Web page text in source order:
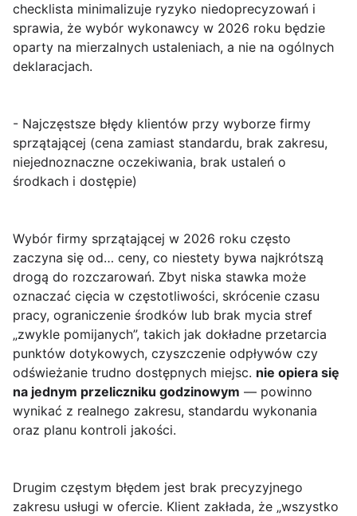
checklista minimalizuje ryzyko niedoprecyzowań i
sprawia, że wybór wykonawcy w 2026 roku będzie
oparty na mierzalnych ustaleniach, a nie na ogólnych
deklaracjach.
- Najczęstsze błędy klientów przy wyborze firmy
sprzątającej (cena zamiast standardu, brak zakresu,
niejednoznaczne oczekiwania, brak ustaleń o
środkach i dostępie)
Wybór firmy sprzątającej w 2026 roku często
zaczyna się od… ceny, co niestety bywa najkrótszą
drogą do rozczarowań. Zbyt niska stawka może
oznaczać cięcia w częstotliwości, skrócenie czasu
pracy, ograniczenie środków lub brak mycia stref
„zwykle pomijanych”, takich jak dokładne przetarcia
punktów dotykowych, czyszczenie odpływów czy
odświeżanie trudno dostępnych miejsc. nie opiera się
na jednym przeliczniku godzinowym — powinno
wynikać z realnego zakresu, standardu wykonania
oraz planu kontroli jakości.
Drugim częstym błędem jest brak precyzyjnego
zakresu usługi w ofercie. Klient zakłada, że „wszystko